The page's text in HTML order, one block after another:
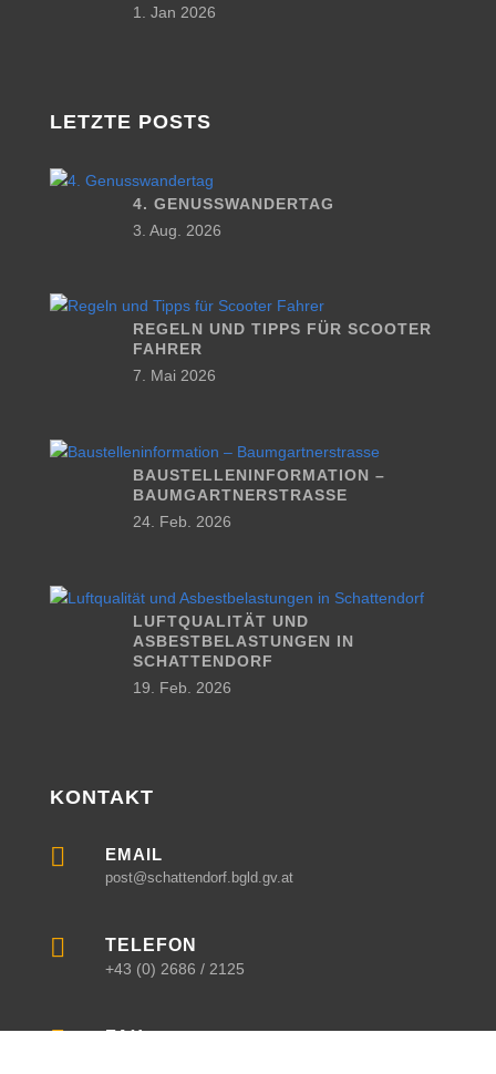
1. Jan 2026
LETZTE POSTS
4. GENUSSWANDERTAG
3. Aug. 2026
REGELN UND TIPPS FÜR SCOOTER
FAHRER
7. Mai 2026
BAUSTELLENINFORMATION –
BAUMGARTNERSTRASSE
24. Feb. 2026
LUFTQUALITÄT UND
ASBESTBELASTUNGEN IN
SCHATTENDORF
19. Feb. 2026
KONTAKT
 EMAIL
post@schattendorf.bgld.gv.at
 TELEFON
+43 (0) 2686 / 2125
 FAX